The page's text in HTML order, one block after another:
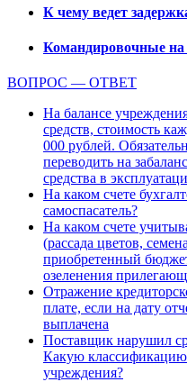
К чему ведет
Командировочные
ВОПРОС — ОТВЕТ
На балансе
средств, стоимость
000 рублей.
переводить на
средства в
На каком счете
самоспасатель?
На каком счете
(рассада цветов,
приобретенный
озеленения
Отражение
плате, если на дату
выплачена
Поставщик нарушил
Какую классификацию
учреждения?